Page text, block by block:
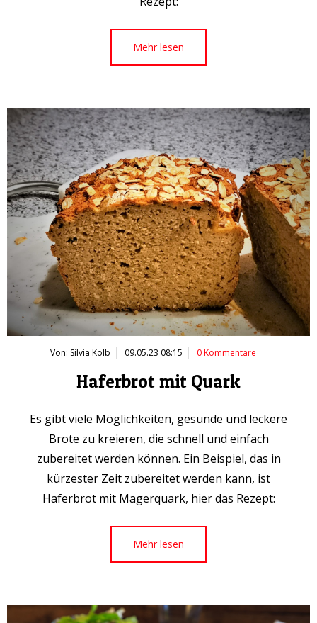
Mehr lesen
Von: Silvia Kolb 09.05.23 08:15 0 Kommentare
Haferbrot mit Quark
Es gibt viele Möglichkeiten, gesunde und leckere
Brote zu kreieren, die schnell und einfach
zubereitet werden können. Ein Beispiel, das in
kürzester Zeit zubereitet werden kann, ist
Haferbrot mit Magerquark, hier das Rezept:
Mehr lesen